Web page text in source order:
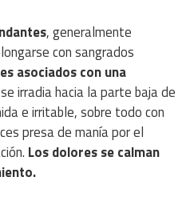
, generalmente
con sangrados
asociados con una
irradia hacia la parte baja de
e irritable, sobre todo con
presa de manía por el
Los dolores se calman